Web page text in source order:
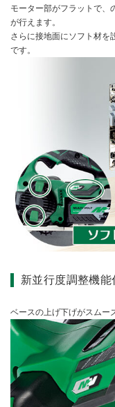
モーター部がフラットで、
が行えます。
さらに接地面にソフト材を
です。
新並行度調整機能
ベースの上げ下げがスムー